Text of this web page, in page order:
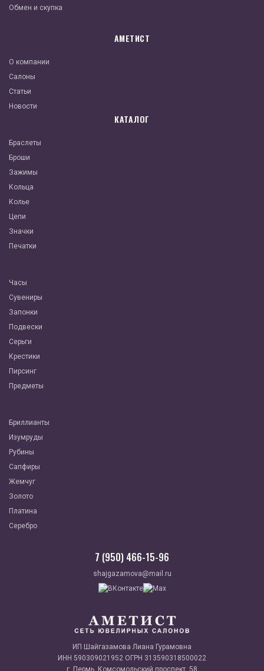
Обмен и скупка
АМЕТИСТ
О компании
Салоны
Статьи
Новости
КАТАЛОГ
Браслеты
Броши
Зажимы
Кольца
Колье
Цепи
Значки
Печатки
Часы
Сувениры
Запонки
Подвески
Серьги
Крестики
Пирсинг
Предметы
Бриллианты
Изумруды
Рубины
Сапфиры
Жемчуг
Золото
Платина
Серебро
7 (950) 466-15-96
shajgazamova@mail.ru
ИП Шайгазамова Лиана Гурамовна
ИНН 590309021952 ОГРН 313590318500022
г. Пермь, Комсомольский проспект, 58